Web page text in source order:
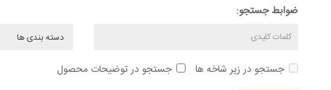
ضوابط جستجو:
جستجو در زیر شاخه ها جستجو در توضیحات محصول